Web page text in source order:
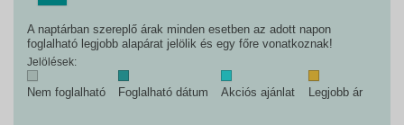
A naptárban szereplő árak minden esetben az adott napon
foglalható legjobb alapárat jelölik és egy főre vonatkoznak!
Jelölések:
Nem foglalható Foglalható dátum Akciós ajánlat Legjobb ár